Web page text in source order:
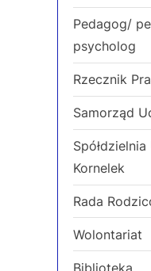
Pedagog/
psycholog
Rzecznik
Samorząd
Kornelek
Rada
Wolontariat
Biblioteka